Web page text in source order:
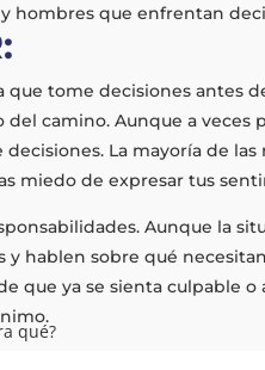
hombres que enfrentan
tome decisiones antes
del camino. Aunque a
La mayoría de
miedo de expresar tus
Aunque la
y hablen sobre qué
que ya se sienta culpable